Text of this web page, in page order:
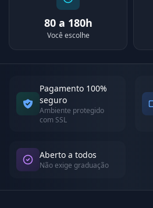
80 a 180h
Você escolhe
Pagamento 100%
seguro
Ambiente protegido
com SSL
Aberto a todos
Não exige graduação